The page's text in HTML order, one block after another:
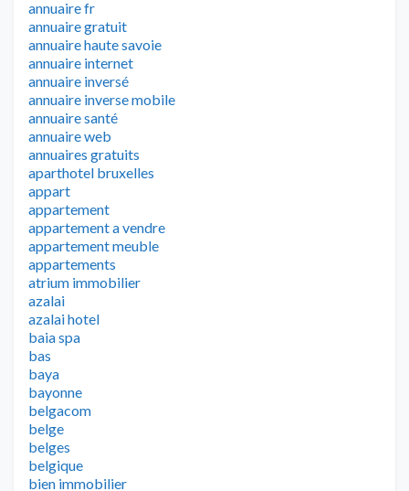
annuaire fr
annuaire gratuit
annuaire haute savoie
annuaire internet
annuaire inversé
annuaire inverse mobile
annuaire santé
annuaire web
annuaires gratuits
aparthotel bruxelles
appart
appartement
appartement a vendre
appartement meuble
appartements
atrium immobilier
azalai
azalai hotel
baia spa
bas
baya
bayonne
belgacom
belge
belges
belgique
bien immobilier